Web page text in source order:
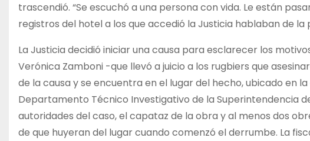
trascendió. “Se escuchó a una persona con vida. Le están
registros del hotel a los que accedió la Justicia hablaban de la
La Justicia decidió iniciar una causa para esclarecer los
Verónica Zamboni -que llevó a juicio a los rugbiers que
de la causa y se encuentra en el lugar del hecho, ubicado en
Departamento Técnico Investigativo de la Superintendencia
autoridades del caso, el capataz de la obra y al menos dos
de que huyeran del lugar cuando comenzó el derrumbe. La